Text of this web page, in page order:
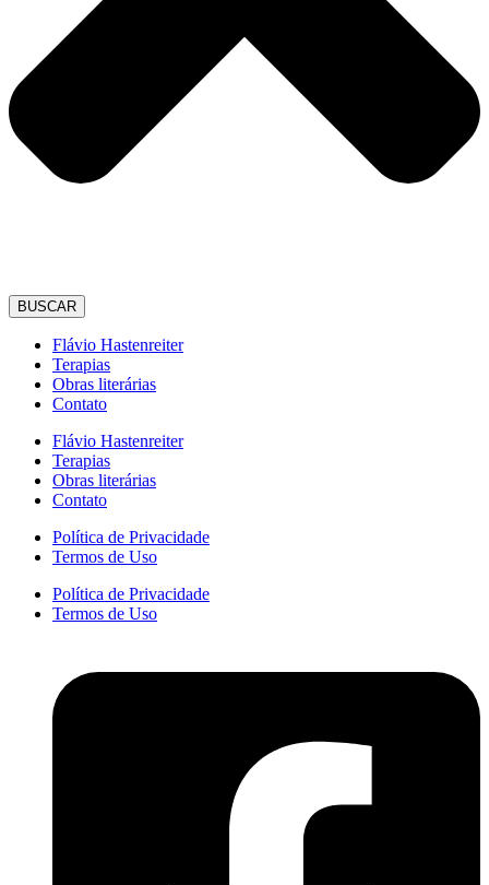
BUSCAR
Flávio Hastenreiter
Terapias
Obras literárias
Contato
Flávio Hastenreiter
Terapias
Obras literárias
Contato
Política de Privacidade
Termos de Uso
Política de Privacidade
Termos de Uso